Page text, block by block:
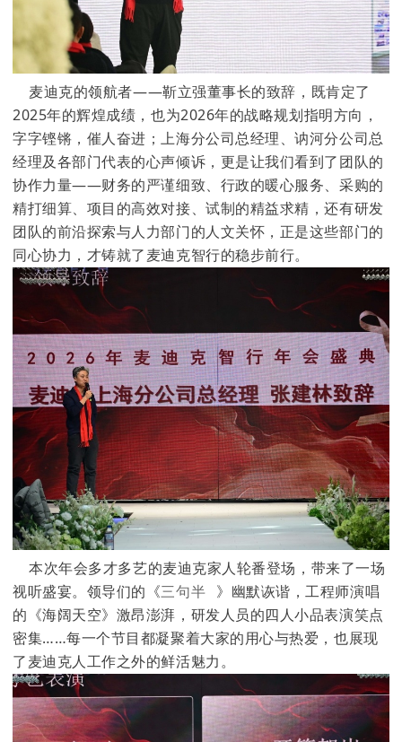
麦迪克的领航者——靳立强董事长的致辞，既肯定了
2025年的辉煌成绩，也为2026年的战略规划指明方向，
字字铿锵，催人奋进；上海分公司总经理、讷河分公司总
经理及各部门代表的心声倾诉，更是让我们看到了团队的
协作力量——财务的严谨细致、行政的暖心服务、采购的
精打细算、项目的高效对接、试制的精益求精，还有研发
团队的前沿探索与人力部门的人文关怀，正是这些部门的
同心协力，才铸就了麦迪克智行的稳步前行。
本次年会多才多艺的麦迪克家人轮番登场，带来了一场
视听盛宴。领导们的《三句半 》幽默诙谐，工程师演唱
的《海阔天空》激昂澎湃，研发人员的四人小品表演笑点
密集……每一个节目都凝聚着大家的用心与热爱，也展现
了麦迪克人工作之外的鲜活魅力。